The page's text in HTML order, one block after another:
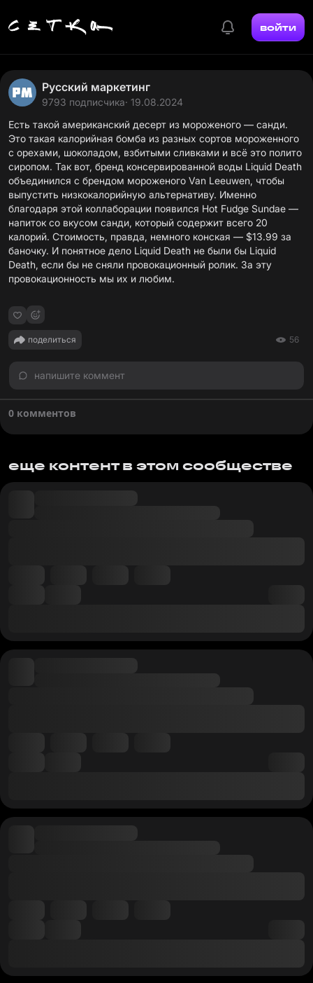
войти
Русский маркетинг
9793 подписчика· 19.08.2024
Есть такой американский десерт из мороженого — санди.
Это такая калорийная бомба из разных сортов мороженного
с орехами, шоколадом, взбитыми сливками и всё это полито
сиропом. Так вот, бренд консервированной воды Liquid Death
объединился с брендом мороженого Van Leeuwen, чтобы
выпустить низкокалорийную альтернативу. Именно
благодаря этой коллаборации появился Hot Fudge Sundae —
напиток со вкусом санди, который содержит всего 20
калорий. Стоимость, правда, немного конская — $13.99 за
баночку. И понятное дело Liquid Death не были бы Liquid
Death, если бы не сняли провокационный ролик. За эту
провокационность мы их и любим.
поделиться 56
напишите коммент
0 комментов
еще контент в этом сообществе